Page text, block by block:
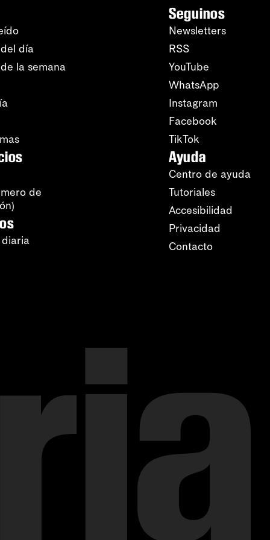
día
la semana
de
Seguinos
Newsletters
RSS
YouTube
WhatsApp
Instagram
Facebook
TikTok
Ayuda
Centro de ayuda
Tutoriales
Accesibilidad
Privacidad
Contacto